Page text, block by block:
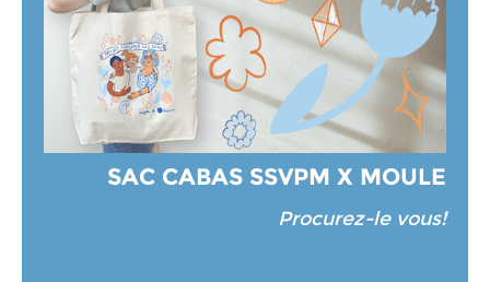
SAC CABAS SSVPM X MOULE
Procurez-le vous!